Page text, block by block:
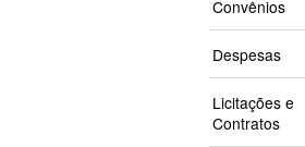
Convênios
Despesas
Licitações e
Contratos